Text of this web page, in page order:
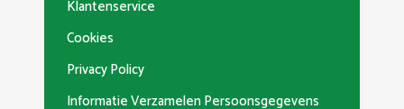
Klantenservice
Cookies
Privacy Policy
Informatie Verzamelen Persoonsgegevens